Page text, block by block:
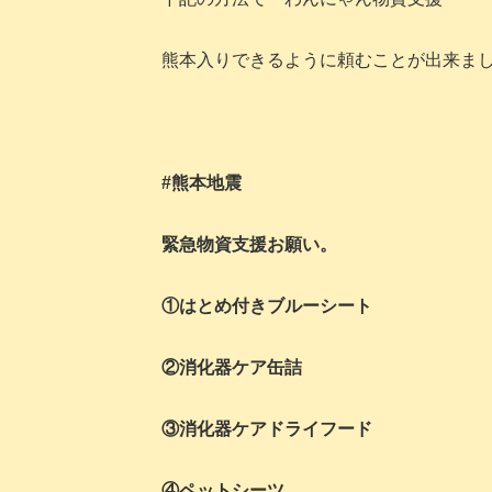
熊本入りできるように頼むことが出来ま
#‎熊本地震‬
緊急物資支援お願い。
①はとめ付きブルーシート
②消化器ケア缶詰
③消化器ケアドライフード